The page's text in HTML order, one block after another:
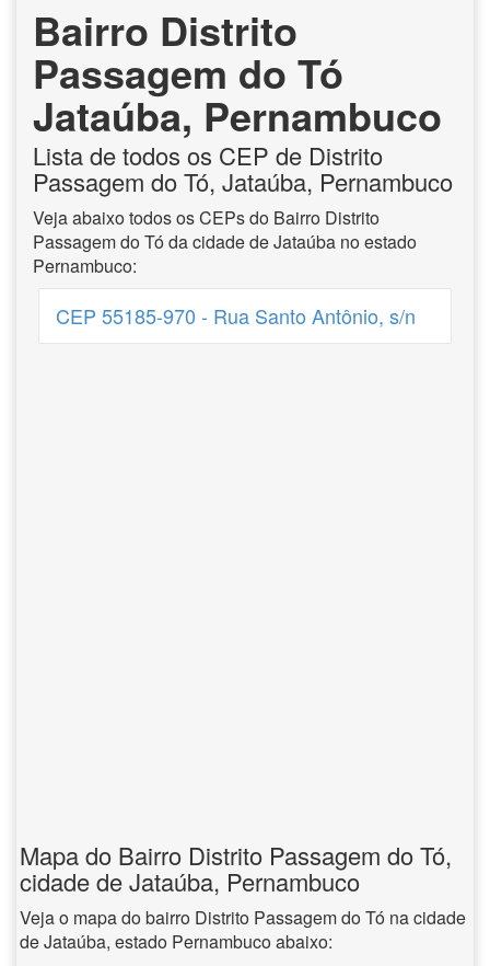
Bairro Distrito
Passagem do Tó
Jataúba, Pernambuco
Lista de todos os CEP de Distrito
Passagem do Tó, Jataúba, Pernambuco
Veja abaixo todos os CEPs do Bairro Distrito
Passagem do Tó da cidade de Jataúba no estado
Pernambuco:
CEP 55185-970 - Rua Santo Antônio, s/n
Mapa do Bairro Distrito Passagem do Tó,
cidade de Jataúba, Pernambuco
Veja o mapa do bairro Distrito Passagem do Tó na cidade
de Jataúba, estado Pernambuco abaixo: